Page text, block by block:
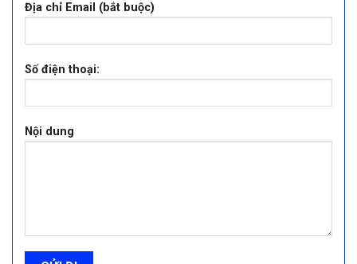
Địa chỉ Email (bắt buộc)
Số điện thoại:
Nội dung